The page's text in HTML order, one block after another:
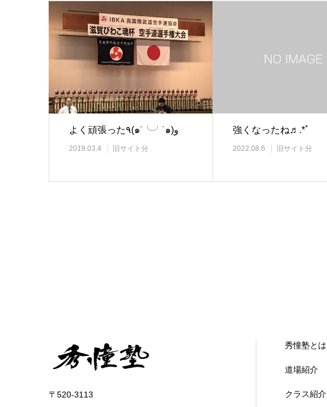
よく頑張った٩(๑˙╰╯˙๑)و
2019.03.4 旧サイト分
強くなったね♬.*ﾟ
2022.08.6 旧サイト分
〒520-3113
秀憧塾とは
道場紹介
クラス紹介